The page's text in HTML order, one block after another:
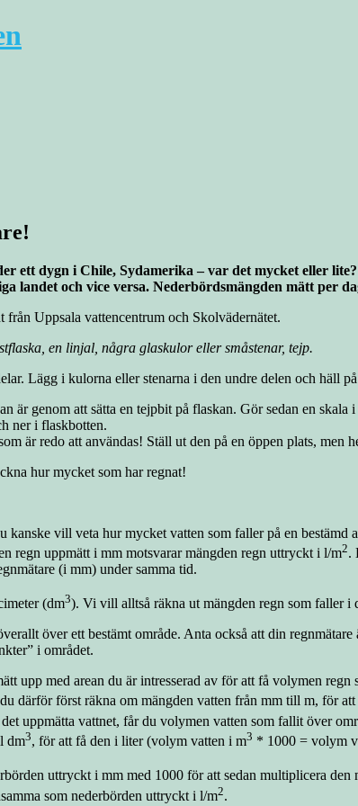
ett dygn i Chile, Sydamerika – var det mycket eller
landet och vice versa. Nederbördsmängden mätt per
från Uppsala vattencentrum och Skolvädernätet.
en linjal, några glaskulor eller småstenar, tejp.
Lägg i kulorna eller stenarna i den undre delen och häll
är genom att sätta en tejpbit på flaskan. Gör sedan en
ner i flaskbotten.
är redo att användas! Ställ ut den på en öppen plats, men
hur mycket som har regnat!
kanske vill veta hur mycket vatten som faller på en
regn uppmätt i mm motsvarar mängden regn uttryckt i l/m2.
(i mm) under samma tid.
(dm3). Vi vill alltså räkna ut mängden regn som faller i
över ett bestämt område. Anta också att din
i området.
upp med arean du är intresserad av för att få volymen
därför först räkna om mängden vatten från mm till m, för
uppmätta vattnet, får du volymen vatten som fallit över
dm3, för att få den i liter (volym vatten i m3 * 1000 = volym
uttryckt i mm med 1000 för att sedan multiplicera
som nederbörden uttryckt i l/m2.